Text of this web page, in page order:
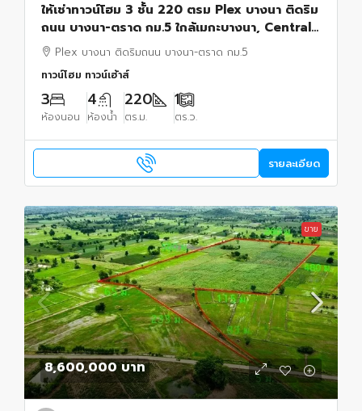
ให้เช่าทาวน์โฮม 3 ชั้น 220 ตรม Plex บางนา ติดริม
ถนน บางนา-ตราด กม.5 ใกล้เมกะบางนา, Central
บางนาPlex บางนา ติดริมถนน บางนา-ตราด กม.5
ทาวน์โฮม ทาวน์เฮ้าส์
3
ห้องนอน
4
ห้องน้ำ
220
ตร.ม.
1
ตร.ว.
รายละเอียด
ขาย
8,600,000 บาท